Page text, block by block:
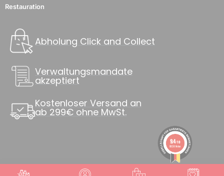
Restauration
Abholung Click and Collect
Verwaltungsmandate
akzeptiert
Kostenloser Versand an
ab 299€ ohne MwSt.
9.4/10
8838 Noten